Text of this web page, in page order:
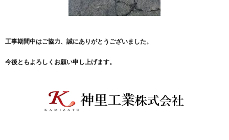
工事期間中はご協力、誠にありがとうございました。
今後ともよろしくお願い申し上げます。